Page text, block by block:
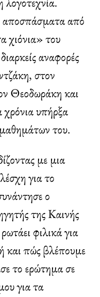
αποσπάσματα από
χιόνια» του
αναφορές
στον
Θεοδωράκη και
υπήρξα
του.
με μια
για το
ο
της Καινής
φιλικά για
και πώς βλέπουμε
το ερώτημα σε
για τα